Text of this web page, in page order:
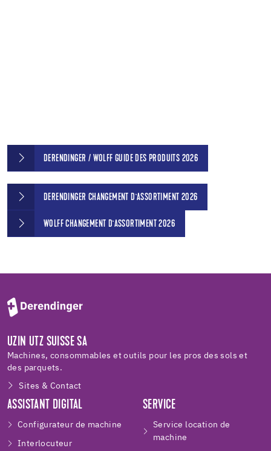
DERENDINGER / WOLFF GUIDE DES PRODUITS 2026
DERENDINGER CHANGEMENT D`ASSORTIMENT 2026
WOLFF CHANGEMENT D`ASSORTIMENT 2026
UZIN UTZ SUISSE SA
Machines, consommables et outils pour les pros des sols et
des parquets.
Sites & Contact
ASSISTANT DIGITAL
Configurateur de machine
Interlocuteur
SERVICE
Service location de
machine